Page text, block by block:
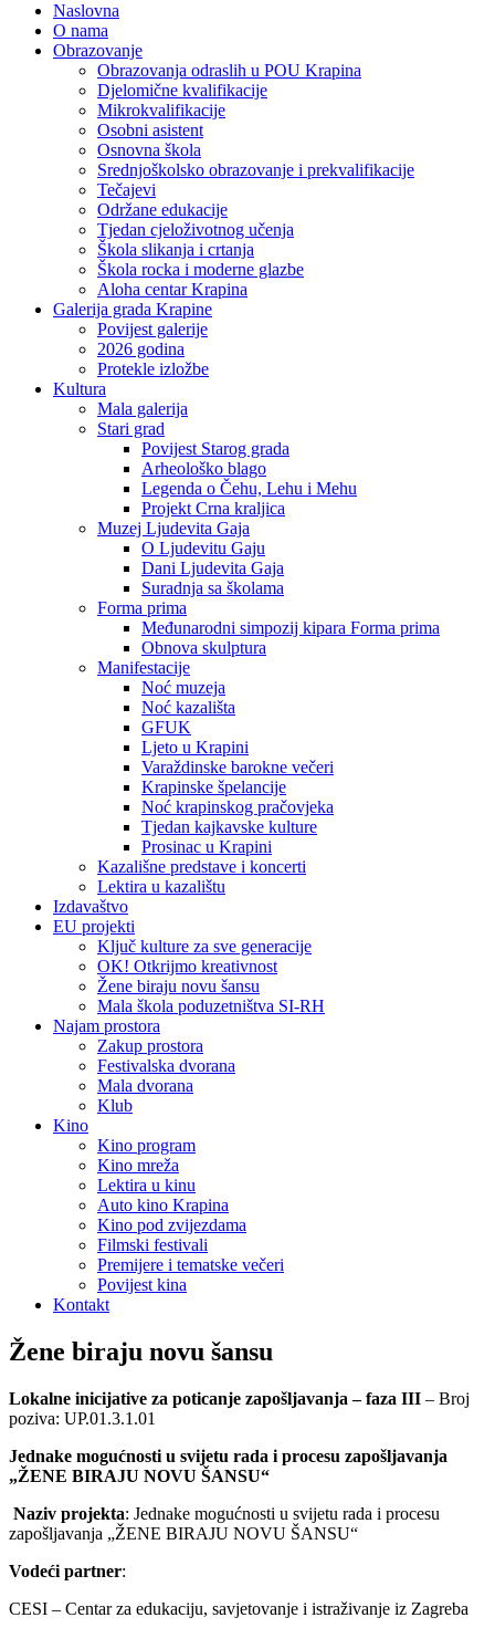
Naslovna
O nama
Obrazovanje
Obrazovanja odraslih u POU Krapina
Djelomične kvalifikacije
Mikrokvalifikacije
Osobni asistent
Osnovna škola
Srednjoškolsko obrazovanje i prekvalifikacije
Tečajevi
Održane edukacije
Tjedan cjeloživotnog učenja
Škola slikanja i crtanja
Škola rocka i moderne glazbe
Aloha centar Krapina
Galerija grada Krapine
Povijest galerije
2026 godina
Protekle izložbe
Kultura
Mala galerija
Stari grad
Povijest Starog grada
Arheološko blago
Legenda o Čehu, Lehu i Mehu
Projekt Crna kraljica
Muzej Ljudevita Gaja
O Ljudevitu Gaju
Dani Ljudevita Gaja
Suradnja sa školama
Forma prima
Međunarodni simpozij kipara Forma prima
Obnova skulptura
Manifestacije
Noć muzeja
Noć kazališta
GFUK
Ljeto u Krapini
Varaždinske barokne večeri
Krapinske špelancije
Noć krapinskog pračovjeka
Tjedan kajkavske kulture
Prosinac u Krapini
Kazališne predstave i koncerti
Lektira u kazalištu
Izdavaštvo
EU projekti
Ključ kulture za sve generacije
OK! Otkrijmo kreativnost
Žene biraju novu šansu
Mala škola poduzetništva SI-RH
Najam prostora
Zakup prostora
Festivalska dvorana
Mala dvorana
Klub
Kino
Kino program
Kino mreža
Lektira u kinu
Auto kino Krapina
Kino pod zvijezdama
Filmski festivali
Premijere i tematske večeri
Povijest kina
Kontakt
Žene biraju novu šansu
Lokalne inicijative za poticanje zapošljavanja – faza III – Broj
poziva: UP.01.3.1.01
Jednake mogućnosti u svijetu rada i procesu zapošljavanja
„ŽENE BIRAJU NOVU ŠANSU“
Naziv projekta: Jednake mogućnosti u svijetu rada i procesu
zapošljavanja „ŽENE BIRAJU NOVU ŠANSU“
Vodeći partner:
CESI – Centar za edukaciju, savjetovanje i istraživanje iz Zagreba